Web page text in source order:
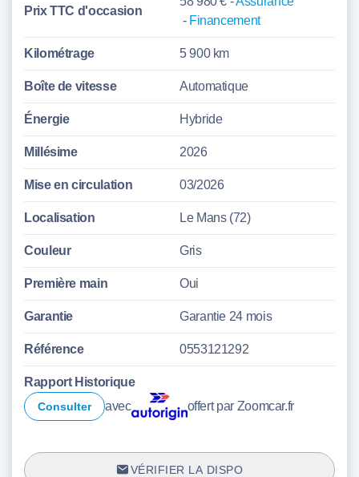
Prix TTC d'occasion
- Financement
Kilométrage 5 900 km
Boîte de vitesse Automatique
Énergie Hybride
Millésime 2026
Mise en circulation 03/2026
Localisation Le Mans (72)
Couleur Gris
Première main Oui
Garantie Garantie 24 mois
Référence 0553121292
Rapport Historique
Consulter avec offert par Zoomcar.fr
VÉRIFIER LA DISPO